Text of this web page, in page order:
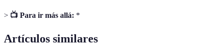
> 📺 Para ir más allá: *
Artículos similares